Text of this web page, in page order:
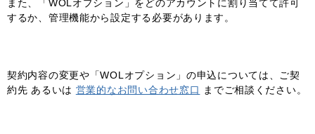
また、「WOLオプション」をどのアカウントに割り当てて許可
するか、管理機能から設定する必要があります。
契約内容の変更や「WOLオプション」の申込については、ご契
約先 あるいは 営業的なお問い合わせ窓口 までご相談ください。